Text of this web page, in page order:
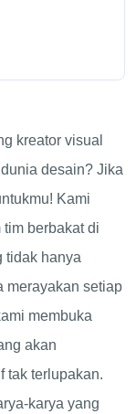
kreator visual
desain? Jika
Kami
berbakat di
tidak hanya
merayakan setiap
membuka
akan
tak terlupakan.
karya yang